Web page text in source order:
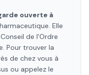
ouverte à
Elle
de l'Ordre
. Pour trouver la
de chez vous à
ou appelez le